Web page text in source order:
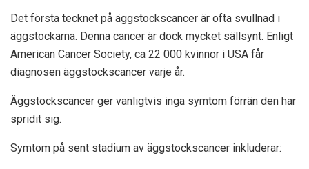
Det första tecknet på äggstockscancer är ofta svullnad i
äggstockarna. Denna cancer är dock mycket sällsynt. Enligt
American Cancer Society, ca 22 000 kvinnor i USA får
diagnosen äggstockscancer varje år.
Äggstockscancer ger vanligtvis inga symtom förrän den har
spridit sig.
Symtom på sent stadium av äggstockscancer inkluderar: